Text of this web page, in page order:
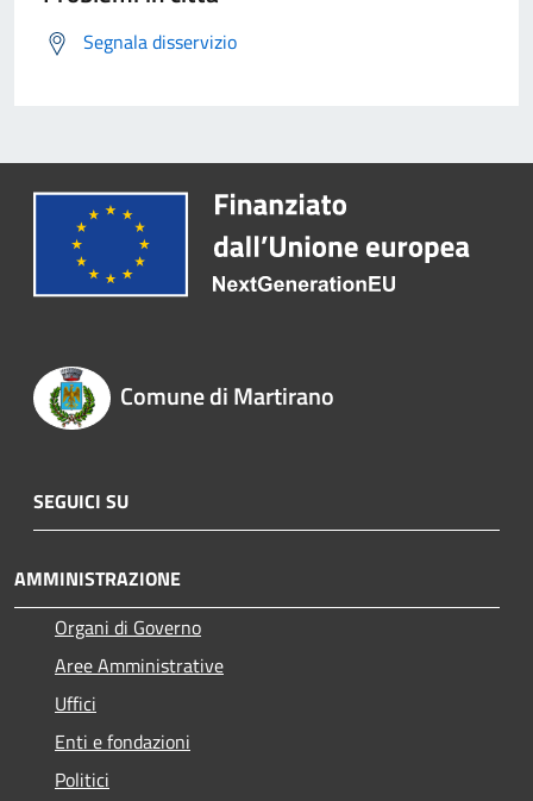
Segnala disservizio
Comune di Martirano
SEGUICI SU
AMMINISTRAZIONE
Organi di Governo
Aree Amministrative
Uffici
Enti e fondazioni
Politici